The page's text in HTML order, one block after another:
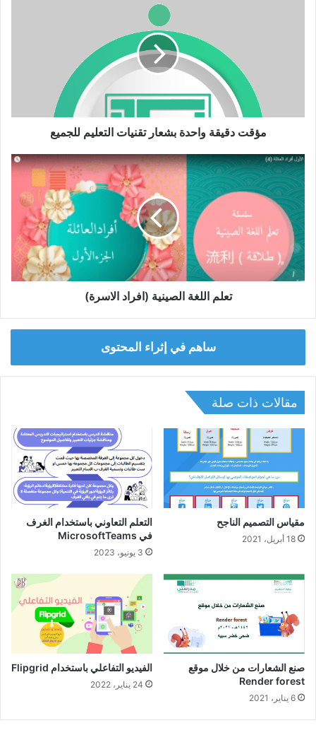
مؤقت دقيقة واحدة بشعار تقنيات التعليم للجميع
تعلم
اللغة
الصينية
(افراد
الاسرة)
تعلم اللغة الصينية (افراد الاسرة)
ساهم في إثراء المحتوى
مقالات ذات صلة
مقياس التصميم الناجح
18 أبريل، 2021
التعلم التعاوني باستخدام الغرف
في MicrosoftTeams
3 يونيو، 2023
صنع الشعارات من خلال موقع
Render forest
6 يناير، 2021
الفيديو التفاعلي باستخدام Flipgrid
24 يناير، 2022